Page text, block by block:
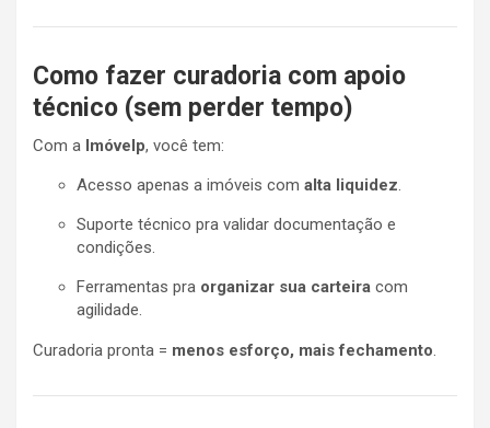
Como fazer curadoria com apoio
técnico (sem perder tempo)
Com a Imóvelp, você tem:
Acesso apenas a imóveis com alta liquidez.
Suporte técnico pra validar documentação e
condições.
Ferramentas pra organizar sua carteira com
agilidade.
Curadoria pronta = menos esforço, mais fechamento.